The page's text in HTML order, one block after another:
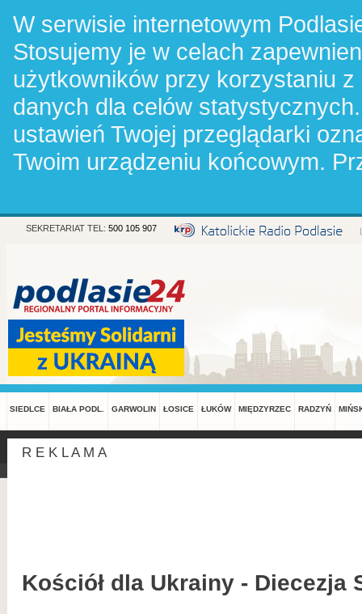
W serwisie internetowym
Stosujemy je w celach
użytkowników przy korzystaniu
danych dla celów
ustawień Twojej przeglądarki
Twoim urządzeniu końcowym.
SEKRETARIAT TEL: 500 105 907
SIEDLCE BIAŁA PODL. GARWOLIN ŁOSICE ŁUKÓW MIĘDZYRZEC RADZYŃ
R E K L A M A
Kościół dla Ukrainy - Diecezja